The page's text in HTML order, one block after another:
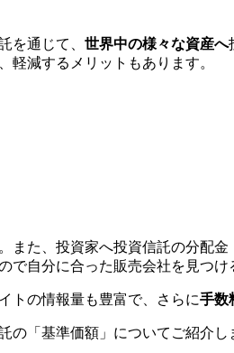
を通じて、 世界中の様々な資産へ
軽減するメリットもあります。
た、投資家へ投資信託の分配
で自分に合った販売会社を見つけ
トの情報量も豊富で、さらに手数
「基準価額」についてご紹介し